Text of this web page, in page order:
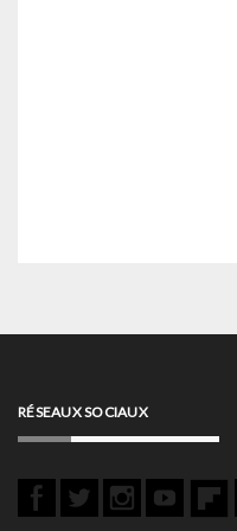
RÉSEAUX SOCIAUX